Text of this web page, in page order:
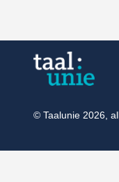
© Taalunie 2026,